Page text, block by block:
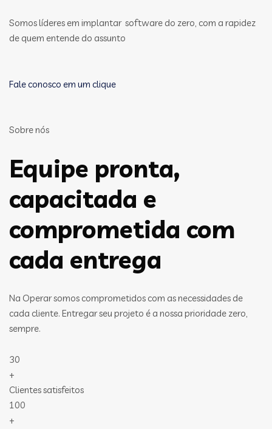
Somos líderes em implantar software do zero, com a rapidez
de quem entende do assunto
Fale conosco em um clique
Sobre nós
Equipe pronta,
capacitada e
comprometida com
cada entrega
Na Operar somos comprometidos com as necessidades de
cada cliente. Entregar seu projeto é a nossa prioridade zero,
sempre.
30
+
Clientes satisfeitos
100
+